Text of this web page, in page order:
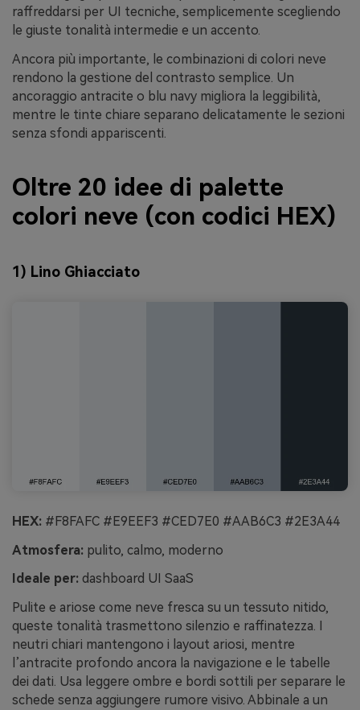
raffreddarsi per UI tecniche, semplicemente scegliendo
le giuste tonalità intermedie e un accento.
Ancora più importante, le combinazioni di colori neve
rendono la gestione del contrasto semplice. Un
ancoraggio antracite o blu navy migliora la leggibilità,
mentre le tinte chiare separano delicatamente le sezioni
senza sfondi appariscenti.
Oltre 20 idee di palette
colori neve (con codici HEX)
1) Lino Ghiacciato
HEX: #F8FAFC #E9EEF3 #CED7E0 #AAB6C3 #2E3A44
Atmosfera: pulito, calmo, moderno
Ideale per: dashboard UI SaaS
Pulite e ariose come neve fresca su un tessuto nitido,
queste tonalità trasmettono silenzio e raffinatezza. I
neutri chiari mantengono i layout ariosi, mentre
l’antracite profondo ancora la navigazione e le tabelle
dei dati. Usa leggere ombre e bordi sottili per separare le
schede senza aggiungere rumore visivo. Abbinale a un